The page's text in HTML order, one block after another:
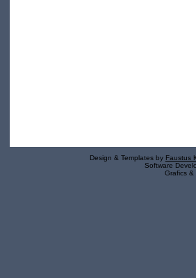
Design & Templates by Faustus
Software
Grafics &